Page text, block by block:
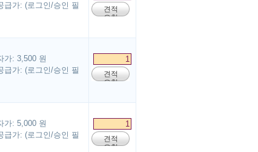
급가: (로그인/승인 필
견적
요청
가: 3,500 원
급가: (로그인/승인 필
견적
요청
가: 5,000 원
급가: (로그인/승인 필
견적
요청